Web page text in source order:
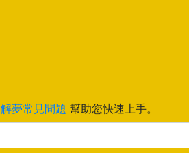
解夢常見問題 幫助您快速上手。